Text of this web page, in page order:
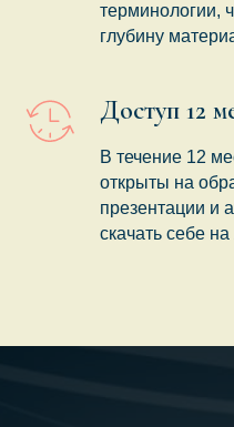
терминологии,
глубину
Доступ 12
В течение 12
открыты на
презентации и
скачать себе